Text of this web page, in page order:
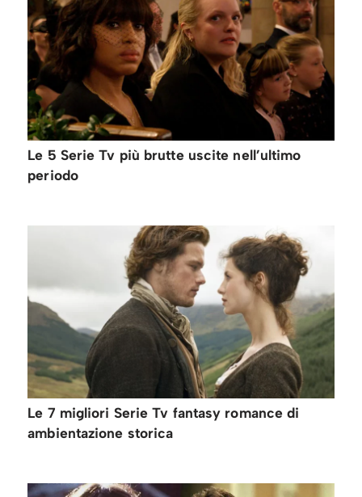
Le 5 Serie Tv più brutte uscite nell’ultimo
periodo
Le 7 migliori Serie Tv fantasy romance di
ambientazione storica